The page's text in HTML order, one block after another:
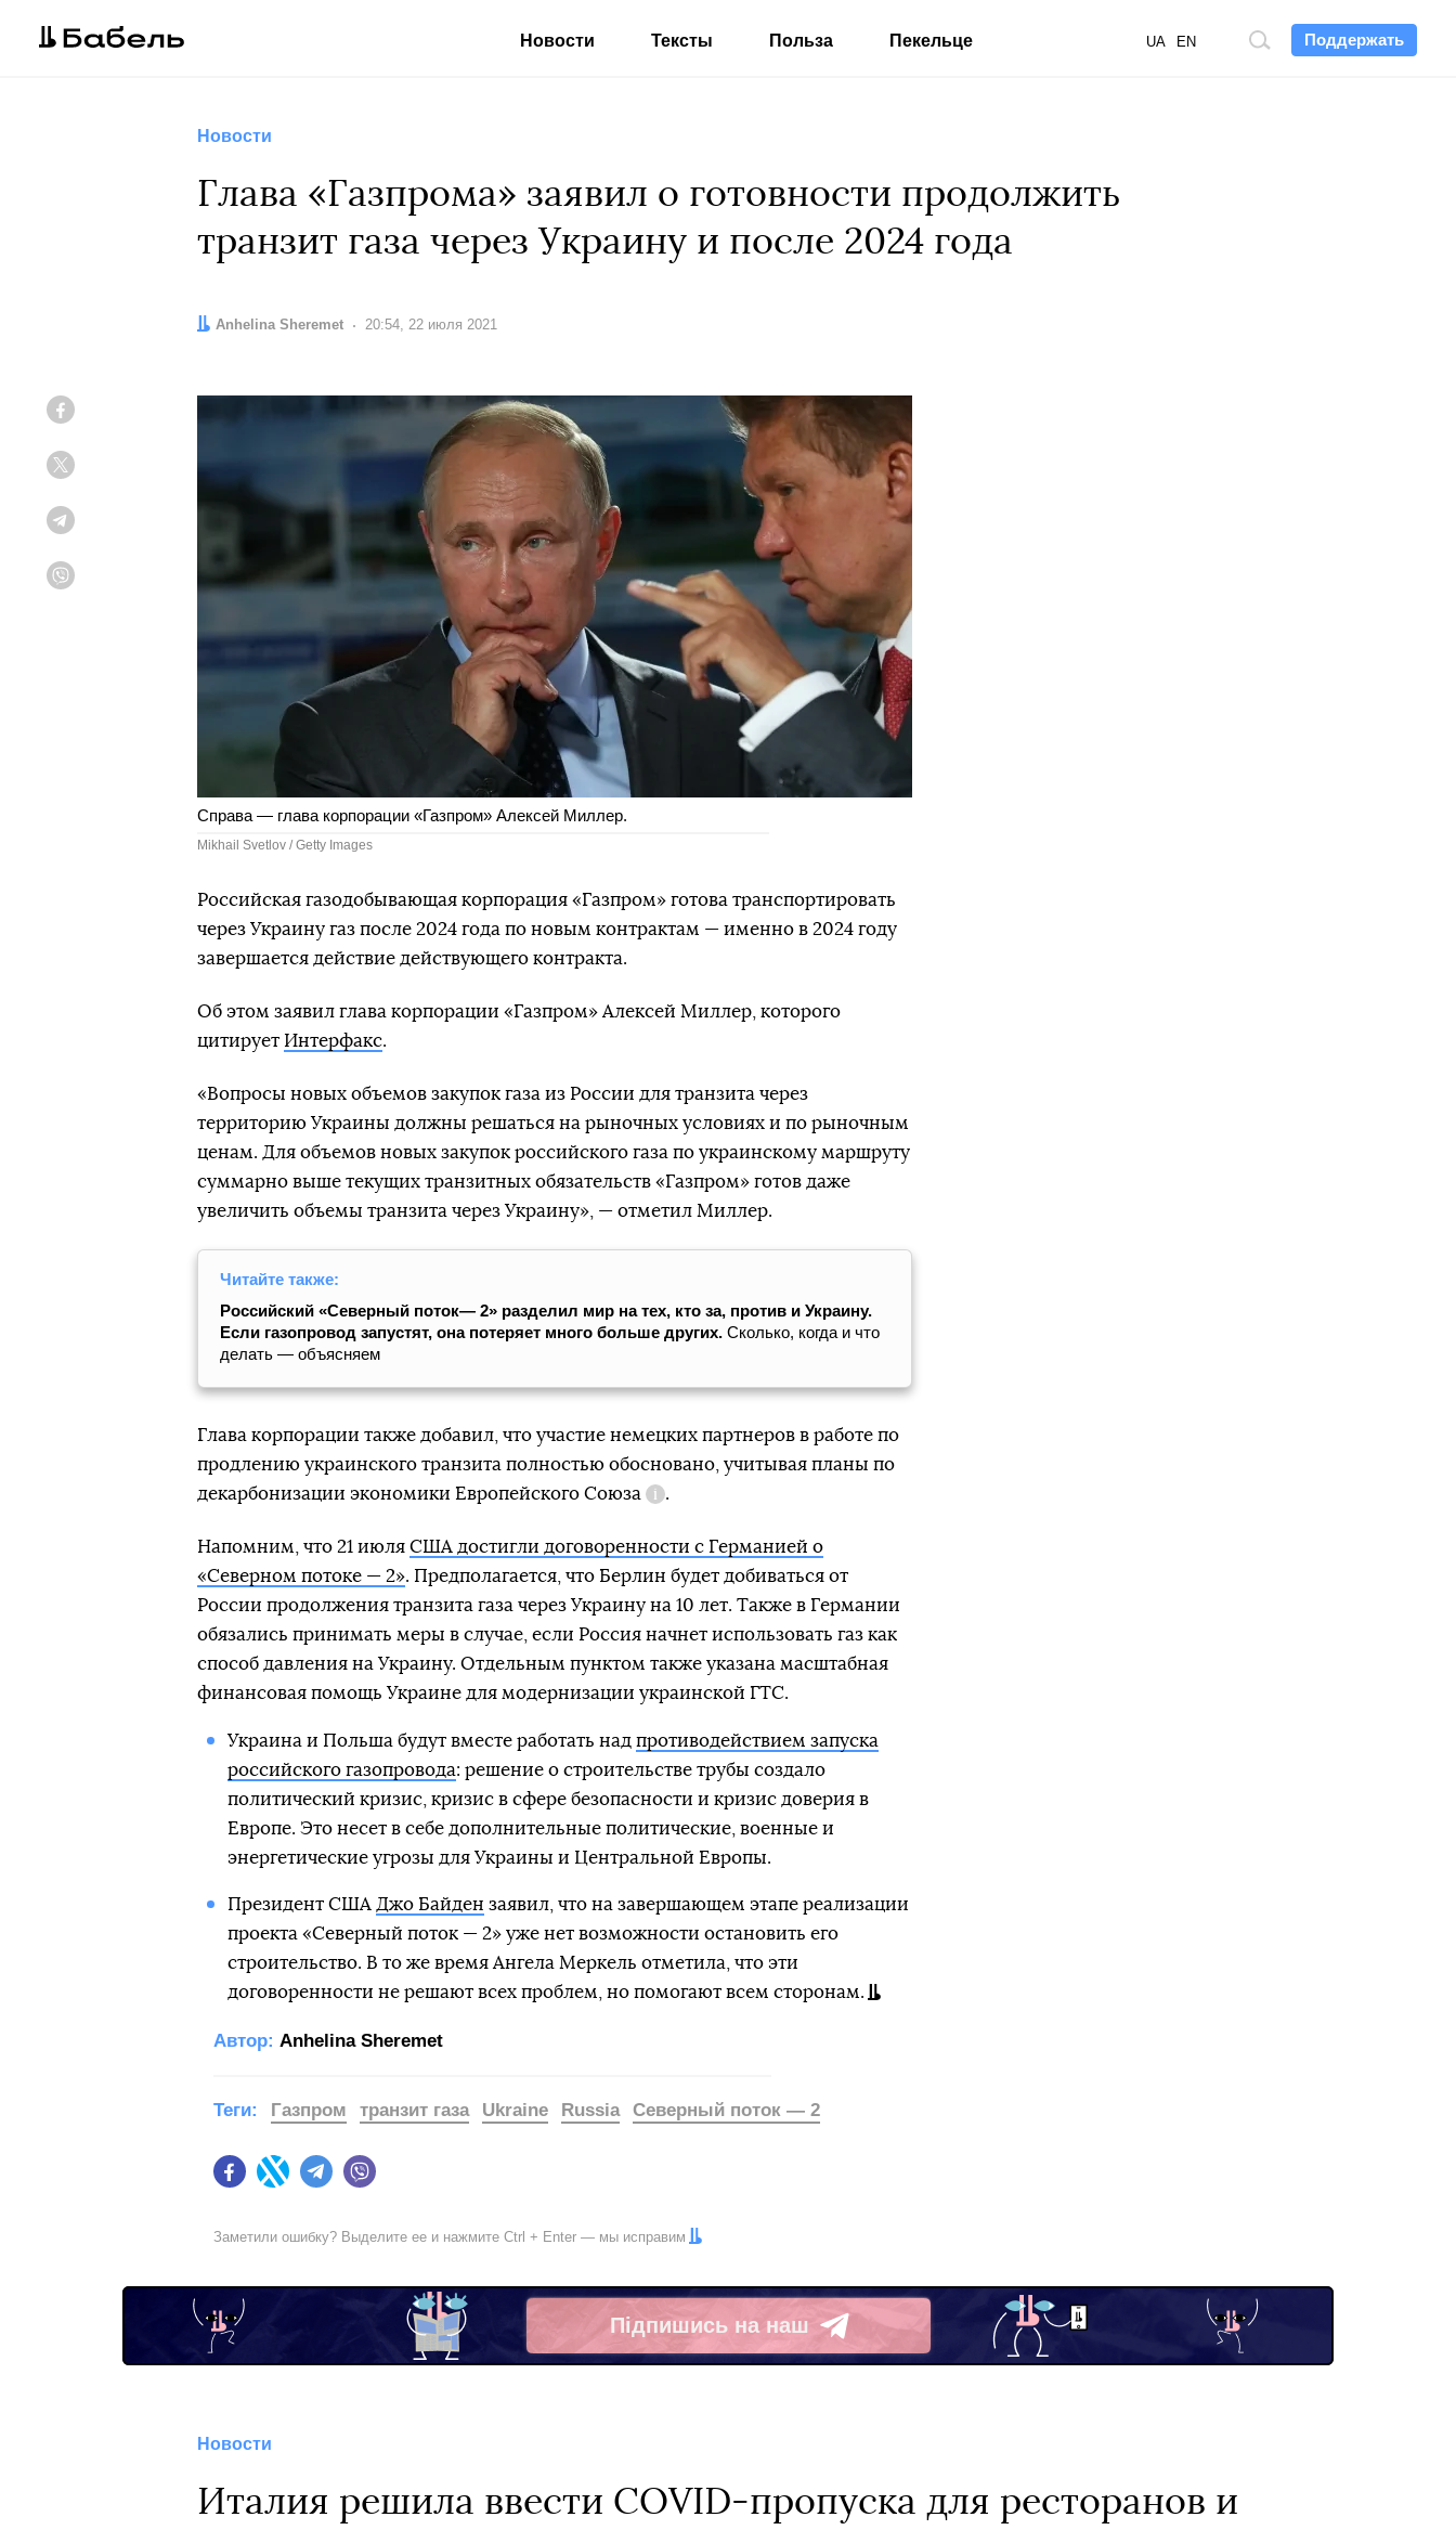
Поддержать
Поиск
UA EN
Новости Тексты Польза Пекельце
Новости
Глава «Газпрома» заявил о готовности продолжить
транзит газа через Украину и после 2024 года
Автор:
Anhelina Sheremet Дата:
20:54, 22 июля 2021
Справа — глава корпорации «Газпром» Алексей Миллер.
Mikhail Svetlov / Getty Images
Российская газодобывающая корпорация «Газпром» готова транспортировать
через Украину газ после 2024 года по новым контрактам — именно в 2024 году
завершается действие действующего контракта.
Об этом заявил глава корпорации «Газпром» Алексей Миллер, которого
цитирует Интерфакс.
«Вопросы новых объемов закупок газа из России для транзита через
территорию Украины должны решаться на рыночных условиях и по рыночным
ценам. Для объемов новых закупок российского газа по украинскому маршруту
суммарно выше текущих транзитных обязательств «Газпром» готов даже
увеличить объемы транзита через Украину», — отметил Миллер.
Читайте также:
Российский «Северный поток— 2» разделил мир на тех, кто за, против и Украину.
Если газопровод запустят, она потеряет много больше других. Сколько, когда и что
делать — объясняем
Глава корпорации также добавил, что участие немецких партнеров в работе по
продлению украинского транзита полностью обосновано, учитывая планы по
декарбонизации экономики Европейского Союза
Справка
.
Напомним, что 21 июля США достигли договоренности с Германией о
«Северном потоке — 2». Предполагается, что Берлин будет добиваться от
России продолжения транзита газа через Украину на 10 лет. Также в Германии
обязались принимать меры в случае, если Россия начнет использовать газ как
способ давления на Украину. Отдельным пунктом также указана масштабная
финансовая помощь Украине для модернизации украинской ГТС.
Украина и Польша будут вместе работать над противодействием запуска
российского газопровода: решение о строительстве трубы создало
политический кризис, кризис в сфере безопасности и кризис доверия в
Европе. Это несет в себе дополнительные политические, военные и
энергетические угрозы для Украины и Центральной Европы.
Президент США Джо Байден заявил, что на завершающем этапе реализации
проекта «Северный поток — 2» уже нет возможности остановить его
строительство. В то же время Ангела Меркель отметила, что эти
договоренности не решают всех проблем, но помогают всем сторонам.
Автор: Anhelina Sheremet
FacebookTwitter Telegram
Теги: Газпром транзит газа Ukraine Russia Северный поток — 2
Заметили ошибку? Выделите ее и нажмите Ctrl + Enter — мы исправим
Підпишись на наш
Telegram
Новости
Италия решила ввести COVID-пропуска для ресторанов и